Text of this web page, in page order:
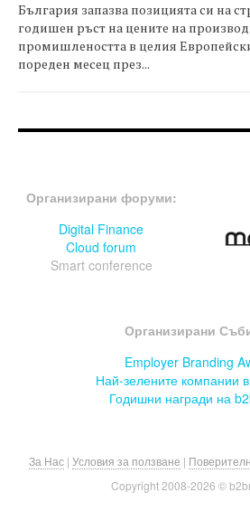
България запазва позицията си на
годишен ръст на цените на
промишлеността в целия
пореден месец през...
Организирани форуми:
Digital Finance
Cloud forum
Smart conference
Организирани
Employer Branding
Най-зелените компании
Годишни награди на
За Нас | Условия за ползване |
Copyright 2008-2026 ©